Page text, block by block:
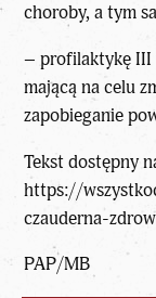
choroby, a tym
– profilaktykę III
mającą na celu
zapobieganie
Tekst dostępny
https://
czauderna-
PAP/MB